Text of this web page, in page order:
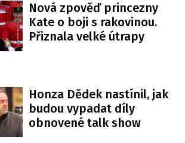
Nová zpověď princezny
Kate o boji s rakovinou.
Přiznala velké útrapy
Honza Dědek nastínil, jak
budou vypadat díly
obnovené talk show